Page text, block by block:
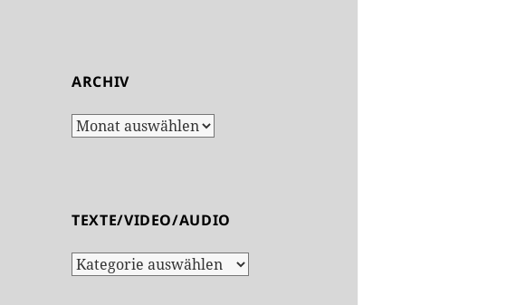
ARCHIV
Archiv
TEXTE/VIDEO/AUDIO
Texte/Video/Audio